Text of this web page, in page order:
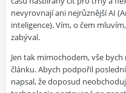
nevyrovnají ani nejrůznější AI
inteligence). Vím, o čem
zabýval.
Jen tak mimochodem, vše
článku. Abych podpořil
napsal, že doposud